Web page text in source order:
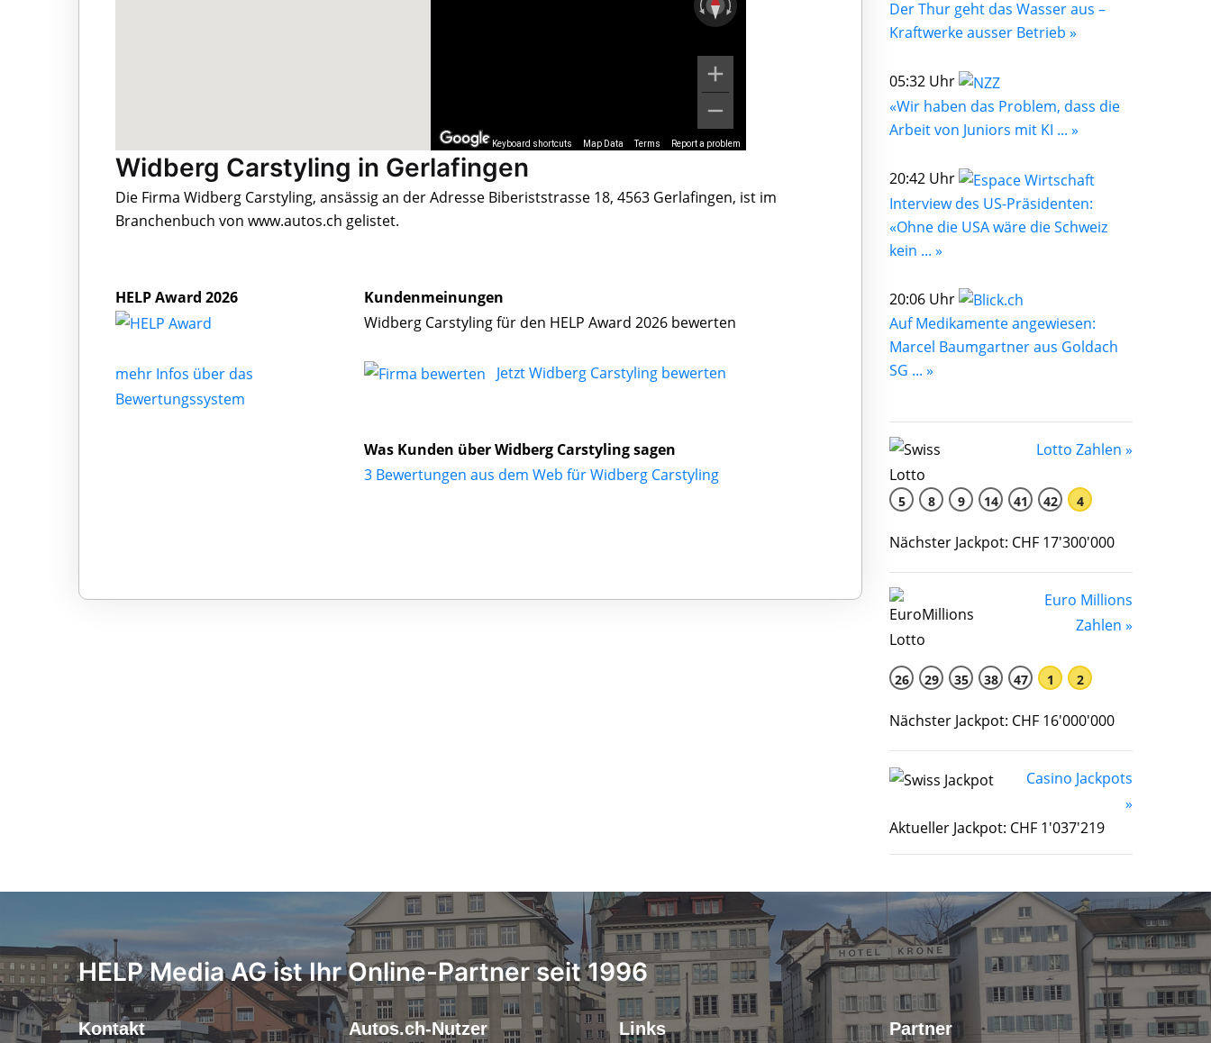
Keyboard shortcuts Map Data Terms Report a problem
Widberg Carstyling in Gerlafingen
Die Firma Widberg Carstyling, ansässig an der Adresse Biberiststrasse 18, 4563 Gerlafingen, ist im
Branchenbuch von www.autos.ch gelistet.
HELP Award 2026
mehr Infos über das
Bewertungssystem
Kundenmeinungen
Widberg Carstyling für den HELP Award 2026 bewerten
Jetzt Widberg Carstyling bewerten
Was Kunden über Widberg Carstyling sagen
3 Bewertungen aus dem Web für Widberg Carstyling
Der Thur geht das Wasser aus –
Kraftwerke ausser Betrieb »
05:32 Uhr
«Wir haben das Problem, dass die
Arbeit von Juniors mit KI ... »
20:42 Uhr
Interview des US-Präsidenten:
«Ohne die USA wäre die Schweiz
kein ... »
20:06 Uhr
Auf Medikamente angewiesen:
Marcel Baumgartner aus Goldach
SG ... »
Lotto Zahlen »
5 8 9 14 41 42 4
Nächster Jackpot: CHF 17'300'000
Euro Millions
Zahlen »
26 29 35 38 47 1 2
Nächster Jackpot: CHF 16'000'000
Casino Jackpots
»
Aktueller Jackpot: CHF 1'037'219
HELP Media AG ist Ihr Online-Partner seit 1996
Kontakt Autos.ch-Nutzer Links Partner